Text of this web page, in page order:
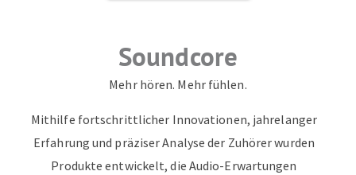
Soundcore
Mehr hören. Mehr fühlen.
Mithilfe fortschrittlicher Innovationen, jahrelanger
Erfahrung und präziser Analyse der Zuhörer wurden
Produkte entwickelt, die Audio-Erwartungen